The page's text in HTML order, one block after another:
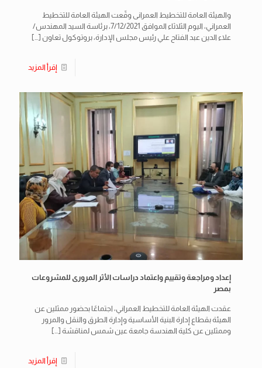
والهيئة العامة للتخطيط العمرانى وقّعت الهيئة العامة للتخطيط
العمراني، اليوم الثلاثاء الموافق 7/12/2021، برئاسة السيد المهندس/
علاء الدين عبد الفتاح علي رئيس مجلس الإدارة، بروتوكول تعاون […]
إقرأ المزيد
إعداد ومراجعة وتقييم واعتماد دراسات الأثر المرورى للمشروعات
بمصر
عقدت الهيئة العامة للتخطيط العمراني، اجتماعًا بحضور ممثلين عن
الهيئة بقطاع إدارة البنية الأساسية وإدارة الطرق والنقل والمرور
وممثلين عن كلية الهندسة جامعة عين شمس لمناقشة […]
إقرأ المزيد